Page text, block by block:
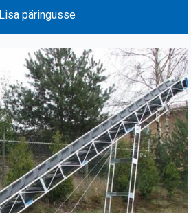
Lisa päringusse